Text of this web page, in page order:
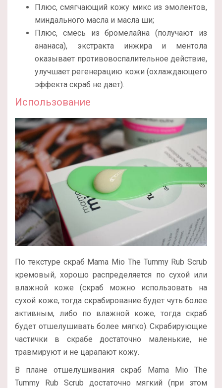
Плюс, смягчающий кожу микс из эмолентов,
миндального масла и масла ши;
Плюс, смесь из бромелайна (получают из
ананаса), экстракта инжира и ментола
оказывает противовоспалительное действие,
улучшает регенерацию кожи (охлаждающего
эффекта скраб не дает).
Использование
По текстуре скраб Mama Mio The Tummy Rub Scrub
кремовый, хорошо распределяется по сухой или
влажной коже (скраб можно использовать на
сухой коже, тогда скрабирование будет чуть более
активным, либо по влажной коже, тогда скраб
будет отшелушивать более мягко). Скрабирующие
частички в скрабе достаточно маленькие, не
травмируют и не царапают кожу.
В плане отшелушивания скраб Mama Mio The
Tummy Rub Scrub достаточно мягкий (при этом